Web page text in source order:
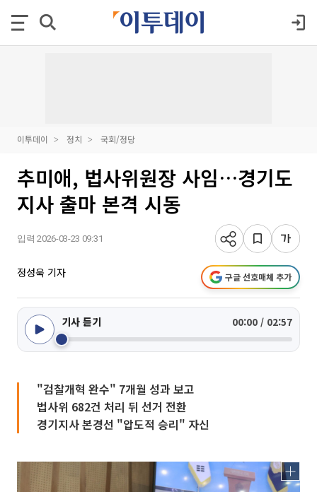
이투데이 정치 국회/정당
추미애, 법사위원장 사임…경기도
지사 출마 본격 시동
입력 2026-03-23 09:31
정성욱 기자 구글 선호매체 추가
기사 듣기 00:00 / 02:57
"검찰개혁 완수" 7개월 성과 보고
법사위 682건 처리 뒤 선거 전환
경기지사 본경선 "압도적 승리" 자신